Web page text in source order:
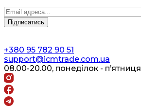
+380 95 782 90 51
support@icmtrade.com.ua
08.00-20.00, понеділок - п’ятниця